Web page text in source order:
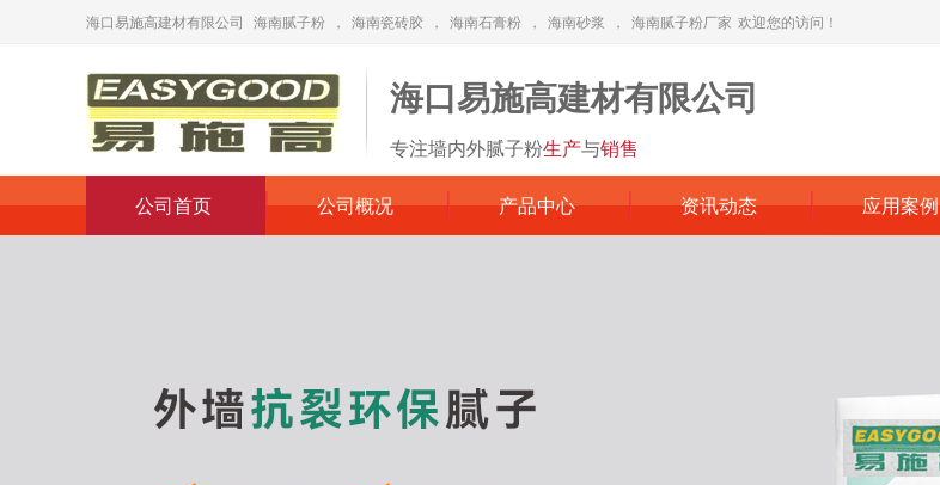
海口易施高建材有限公司 海南腻子粉 ， 海南瓷砖胶 ， 海南石膏粉 ， 海南砂浆 ， 海南腻子粉厂家 欢迎您的访问！
海口易施高建材有限公司
专注墙内外腻子粉生产与销售
公司首页 公司概况 产品中心 资讯动态 应用案例